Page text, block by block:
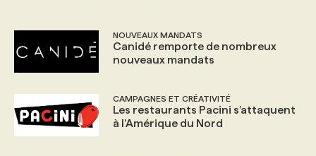
NOUVEAUX MANDATS
Canidé remporte de nombreux
nouveaux mandats
CAMPAGNES ET CRÉATIVITÉ
Les restaurants Pacini s’attaquent
à l’Amérique du Nord